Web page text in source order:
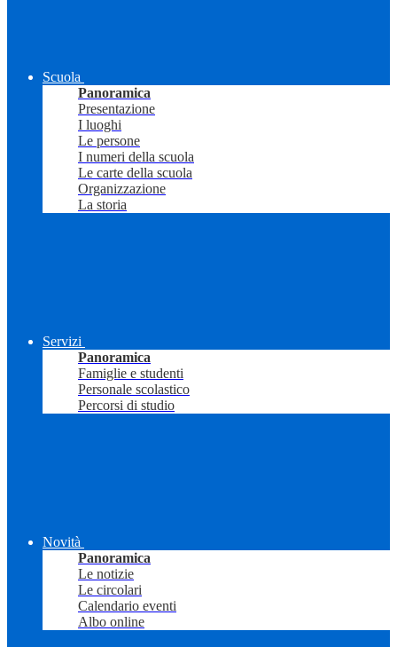
Scuola
Panoramica
Presentazione
I luoghi
Le persone
I numeri della scuola
Le carte della scuola
Organizzazione
La storia
Servizi
Panoramica
Famiglie e studenti
Personale scolastico
Percorsi di studio
Novità
Panoramica
Le notizie
Le circolari
Calendario eventi
Albo online